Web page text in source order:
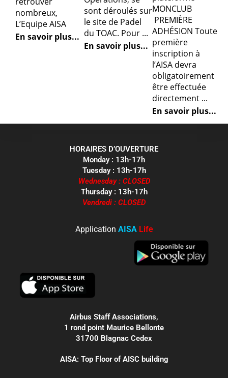
nombreux,
L’Equipe AISA
En savoir plus...
sont déroulés sur
le site de Padel
du TOAC. Pour ...
En savoir plus...
MONCLUB
PREMIÈRE
ADHÉSION Toute
première
inscription à
l’AISA devra
obligatoirement
être effectuée
directement ...
En savoir plus...
HORAIRES D’OUVERTURE
Monday : 13h-17h
Tuesday : 13h-17h
Wednesday : CLOSED
Thursday : 13h-17h
Vendredi : CLOSED
Application AISA Life
Airbus Staff Associations,
1 rond point Maurice Bellonte
31700 Blagnac Cedex
AISA: Top Floor of AISC building